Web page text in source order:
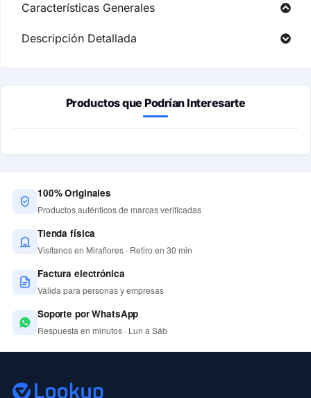
Características Generales
Descripción Detallada
Productos que Podrían Interesarte
100% Originales
Productos auténticos de marcas verificadas
Tienda física
Visítanos en Miraflores · Retiro en 30 min
Factura electrónica
Válida para personas y empresas
Soporte por WhatsApp
Respuesta en minutos · Lun a Sáb